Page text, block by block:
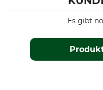
Es gibt